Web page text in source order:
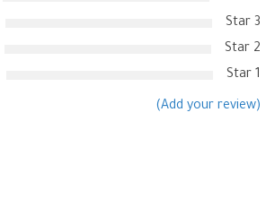
3 Star
2 Star
1 Star
(Add your review)